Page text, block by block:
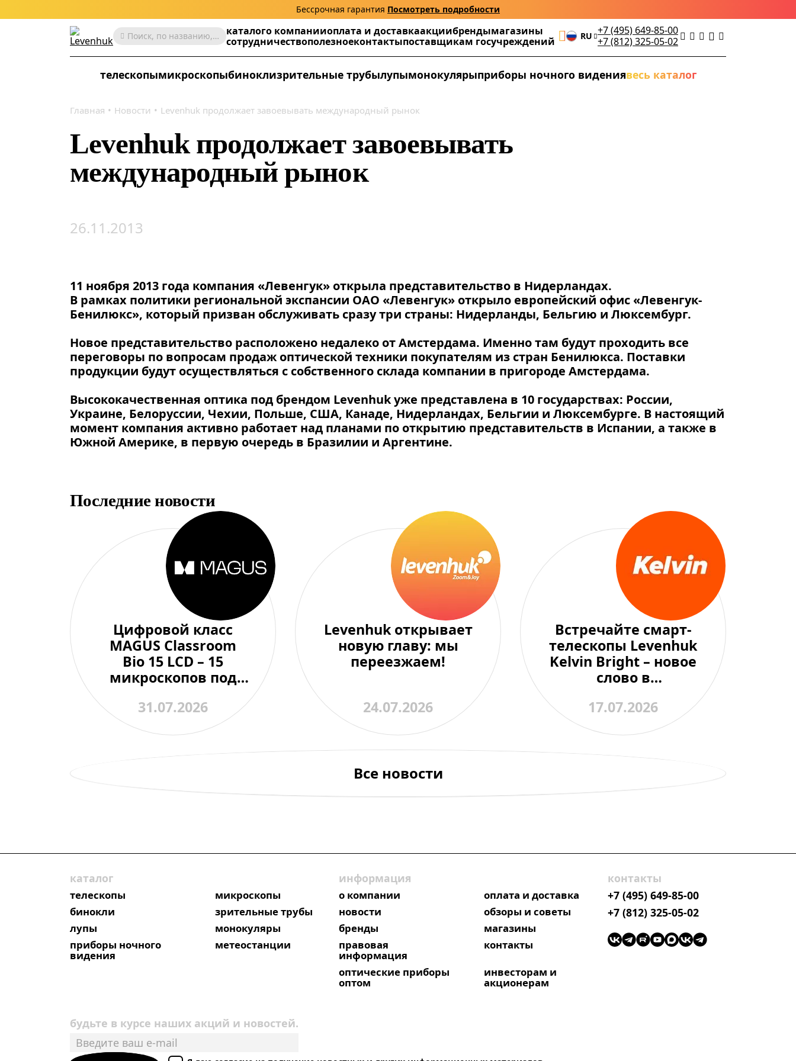
Бессрочная гарантия Посмотреть подробности
Поиск, по названию, артикулу, категории и др. каталого компанииоплата и доставкаакциибрендымагазины
сотрудничествополезноеконтактыпоставщикам госучреждений RU +7 (495) 649-85-00
+7 (812) 325-05-02
телескопымикроскопыбиноклизрительные трубылупымонокулярыприборы ночного видениявесь каталог
Главная Новости Levenhuk продолжает завоевывать международный рынок
Levenhuk продолжает завоевывать
международный рынок
26.11.2013
11 ноября 2013 года компания «Левенгук» открыла представительство в Нидерландах.
В рамках политики региональной экспансии ОАО «Левенгук» открыло европейский офис «Левенгук-
Бенилюкс», который призван обслуживать сразу три страны: Нидерланды, Бельгию и Люксембург.
Новое представительство расположено недалеко от Амстердама. Именно там будут проходить все
переговоры по вопросам продаж оптической техники покупателям из стран Бенилюкса. Поставки
продукции будут осуществляться с собственного склада компании в пригороде Амстердама.
Высококачественная оптика под брендом Levenhuk уже представлена в 10 государствах: России,
Украине, Белоруссии, Чехии, Польше, США, Канаде, Нидерландах, Бельгии и Люксембурге. В настоящий
момент компания активно работает над планами по открытию представительств в Испании, а также в
Южной Америке, в первую очередь в Бразилии и Аргентине.
Последние новости
Цифровой класс
MAGUS Classroom
Bio 15 LCD – 15
микроскопов под
преподавателя
31.07.2026
Levenhuk открывает
новую главу: мы
переезжаем!
24.07.2026
Встречайте смарт-
телескопы Levenhuk
Kelvin Bright – новое
слово в
астрономии
17.07.2026
Все новости
каталог
телескопы
микроскопы
бинокли
зрительные трубы
лупы
монокуляры
приборы ночного
видения
метеостанции
информация
о компании
оплата и доставка
новости
обзоры и советы
бренды
магазины
правовая
информация
контакты
оптические приборы
оптом
инвесторам и
акционерам
контакты
+7 (495) 649-85-00
+7 (812) 325-05-02
будьте в курсе наших акций и новостей.